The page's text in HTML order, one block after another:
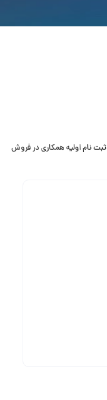
ثبت نام اولیه همکاری در فروش